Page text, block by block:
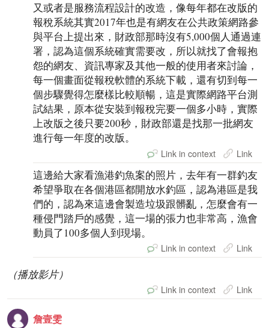
又或者是服務流程設計的改造，像每年都在改版的
報稅系統其實2017年也是有網友在公共政策網路參
與平台上提出來，財政部那時沒有5,000個人通過連
署，認為這個系統確實需要改，所以就找了會報抱
怨的網友、資訊專家及其他一般的使用者來討論，
每一個畫面從報稅軟體的系統下載，還有切到每一
個步驟覺得怎麼樣比較順暢，這是實際網路平台測
試結果，原本從安裝到報稅完要一個多小時，實際
上改版之後只要200秒，財政部還是找那一批網友
進行每一年度的改版。
Link in context Link
這邊給大家看漁港釣魚案的照片，去年有一群釣友
希望爭取在各個港區都開放水釣區，認為港區是我
們的，認為來這邊會製造垃圾跟髒亂，怎麼會有一
種侵門踏戶的感覺，這一場的張力也非常高，漁會
動員了100多個人到現場。
Link in context Link
（播放影片）
Link in context Link
詹壹雯